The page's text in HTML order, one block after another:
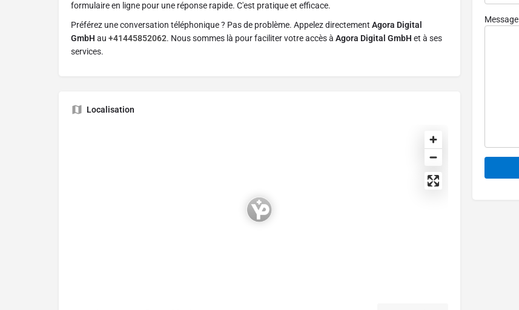
formulaire en ligne pour une réponse rapide. C'est pratique et efficace.
Préférez une conversation téléphonique ? Pas de problème. Appelez directement Agora Digital
GmbH au +41445852062. Nous sommes là pour faciliter votre accès à Agora Digital GmbH et à ses
services.
Localisation
Message